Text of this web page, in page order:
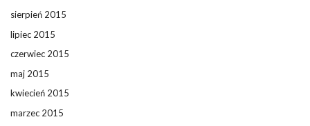
sierpień 2015
lipiec 2015
czerwiec 2015
maj 2015
kwiecień 2015
marzec 2015